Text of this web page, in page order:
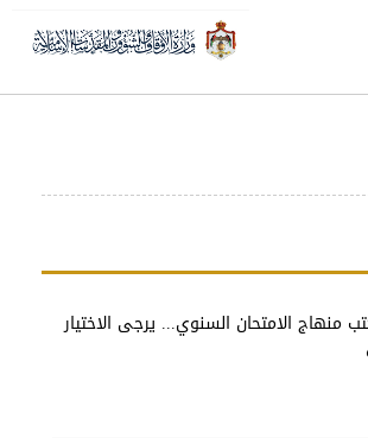
منهاج الامتحان السنوي... يرجى الاختيار